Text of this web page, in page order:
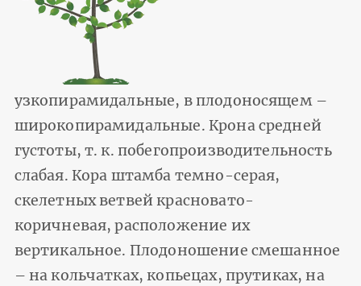
узкопирамидальные, в плодоносящем –
широкопирамидальные. Крона средней
густоты, т. к. побегопроизводительность
слабая. Кора штамба темно-серая,
скелетных ветвей красновато-
коричневая, расположение их
вертикальное. Плодоношение сме­шанное
– на кольчатках, копьецах, прутиках, на